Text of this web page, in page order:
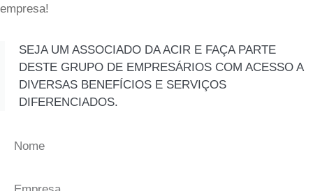
empresa!
SEJA UM ASSOCIADO DA ACIR E FAÇA PARTE
DESTE GRUPO DE EMPRESÁRIOS COM ACESSO A
DIVERSAS BENEFÍCIOS E SERVIÇOS
DIFERENCIADOS.